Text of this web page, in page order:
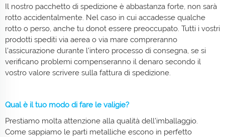
Il nostro pacchetto di spedizione è abbastanza forte, non sarà
rotto accidentalmente. Nel caso in cui accadesse qualche
rotto o perso, anche tu donot essere preoccupato. Tutti i vostri
prodotti spediti via aerea o via mare compreranno
l'assicurazione durante l'intero processo di consegna, se si
verificano problemi compenseranno il denaro secondo il
vostro valore scrivere sulla fattura di spedizione.
Qual è il tuo modo di fare le valigie?
Prestiamo molta attenzione alla qualità dell'imballaggio.
Come sappiamo le parti metalliche escono in perfetto